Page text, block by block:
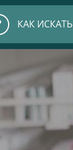
КАК ИСКАТЬ